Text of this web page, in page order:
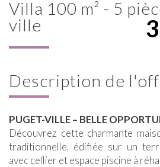
villa 100 m² - 5 pièces - puget-
ville
description de
PUGET-VILLE – BELLE
Découvrez cette charmante
traditionnelle, édifiée sur un
avec cellier et espace piscine à